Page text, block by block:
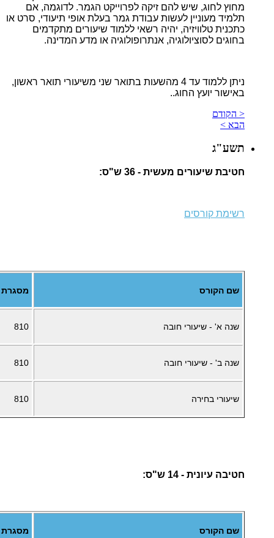
מחוץ לחוג, שיש להם זיקה לפרוייקט הגמר. לדוגמה, אם
תלמיד מעוניין לעשות עבודת גמר בעלת אופי תיעודי, סרט או
כתכנית טלוויזיה, יהיה רשאי ללמוד שיעורים מתקדמים
בחוגים לסוציולוגיה, אנתרופולוגיה או מדע המדינה.
ניתן ללמוד עד 4 מהשעות בתואר שני משיעורי תואר ראשון,
באישור יועץ החוג..
< הקודם
הבא >
תשע"ג
חטיבת שיעורים מעשית - 36 ש"ס:
רשימת קורסים
שם הקורס מסגרת
שנה א' - שיעורי חובה 810
שנה ב' - שיעורי חובה 810
שיעורי בחירה 810
חטיבה עיונית - 14 ש"ס:
שם הקורס מסגרת